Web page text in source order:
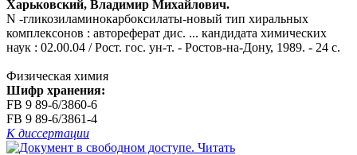
Харьковский, Владимир Михайлович.
N -гликозиламинокарбоксилаты-новый тип хиральных
комплексонов : автореферат дис. ... кандидата химических
наук : 02.00.04 / Рост. гос. ун-т. - Ростов-на-Дону, 1989. - 24 с.
Физическая химия
Шифр хранения:
FB 9 89-6/3860-6
FB 9 89-6/3861-4
К диссертации
Читать